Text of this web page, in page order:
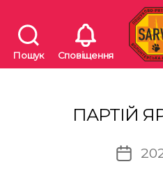
Пошук Сповіщення
ПАРТІЙ
Дата